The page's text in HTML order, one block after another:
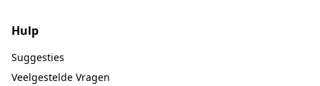
Hulp
Suggesties
Veelgestelde Vragen